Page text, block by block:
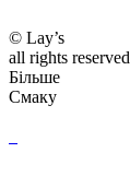
© Lay’s
all rights reserved
Більше
Смаку